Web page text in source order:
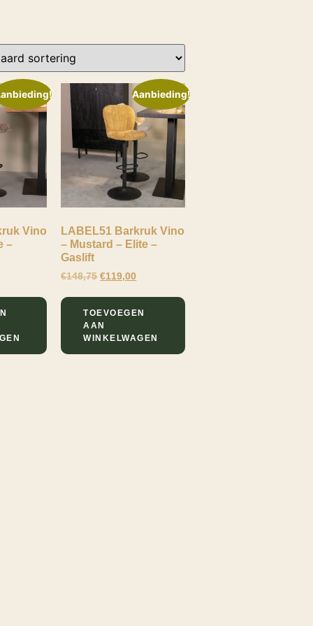
Vino
–
Aanbieding!
LABEL51 Barkruk Vino
– Mustard – Elite –
Gaslift
€148,75 €119,00
TOEVOEGEN
AAN
WINKELWAGEN